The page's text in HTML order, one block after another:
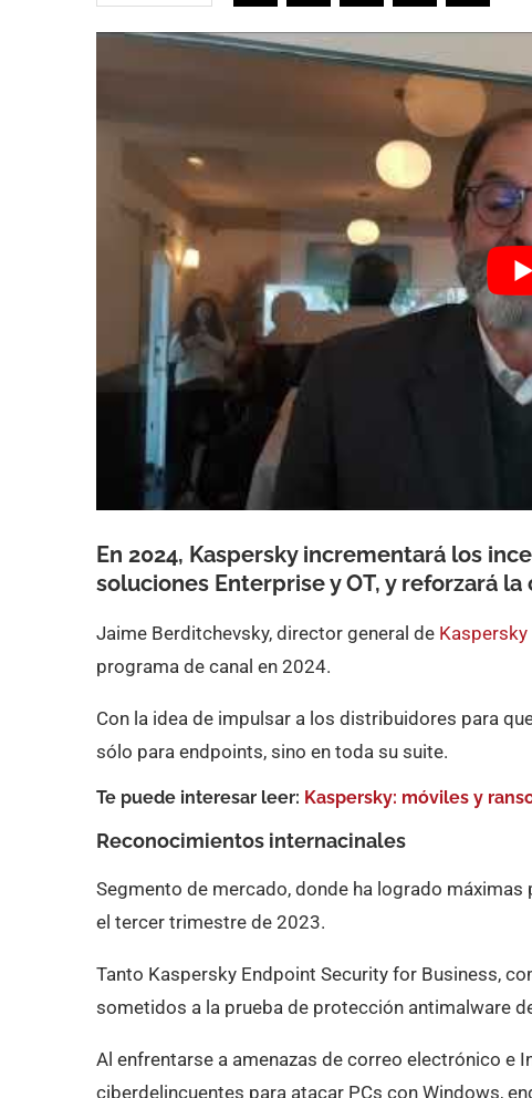
En 2024, Kaspersky incrementará los
soluciones Enterprise y OT, y reforzará la
Jaime Berditchevsky, director general de Kaspersky
programa de canal en 2024.
Con la idea de impulsar a los distribuidores para
sólo para endpoints, sino en toda su suite.
Te puede interesar leer: Kaspersky: móviles y
Reconocimientos internacinales
Segmento de mercado, donde ha logrado
el tercer trimestre de 2023.
Tanto Kaspersky Endpoint Security for Business,
sometidos a la prueba de protección antimalware
Al enfrentarse a amenazas de correo electrónico e
ciberdelincuentes para atacar PCs con Windows,